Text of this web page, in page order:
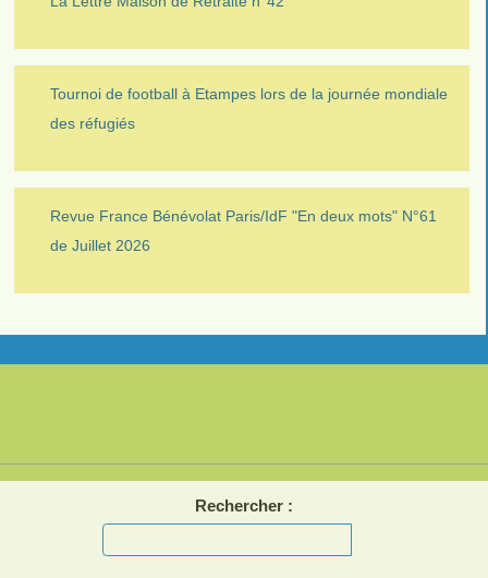
Tournoi de football à Etampes lors de la journée mondiale
des réfugiés
Revue France Bénévolat Paris/IdF "En deux mots" N°61
de Juillet 2026
Rechercher :